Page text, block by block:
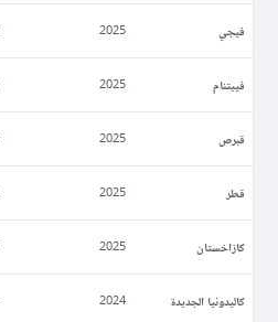
فيجي 2025
فييتنام 2025
قبرص 2025
قطر 2025
كازاخستان 2025
كاليدونيا الجديدة 2024